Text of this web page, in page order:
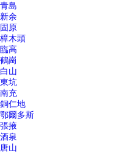
青島
新余
固原
樟木頭
臨高
鶴崗
白山
東坑
南充
銅仁地
鄂爾多斯
張掖
酒泉
唐山